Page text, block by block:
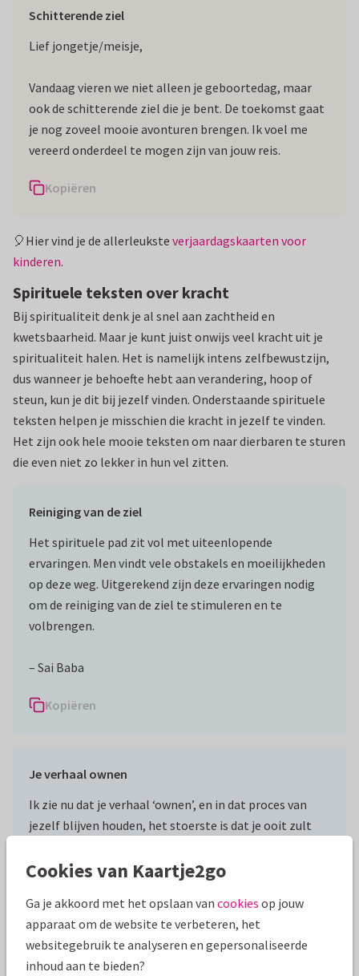
Schitterende ziel
Lief jongetje/meisje,
Vandaag vieren we niet alleen je geboortedag, maar
ook de schitterende ziel die je bent. De toekomst gaat
je nog zoveel mooie avonturen brengen. Ik voel me
vereerd onderdeel te mogen zijn van jouw reis.
Kopiëren
🎈Hier vind je de allerleukste verjaardagskaarten voor
kinderen.
Spirituele teksten over kracht
Bij spiritualiteit denk je al snel aan zachtheid en
kwetsbaarheid. Maar je kunt juist onwijs veel kracht uit je
spiritualiteit halen. Het is namelijk intens zelfbewustzijn,
dus wanneer je behoefte hebt aan verandering, hoop of
steun, kun je dit bij jezelf vinden. Onderstaande spirituele
teksten helpen je misschien die kracht in jezelf te vinden.
Het zijn ook hele mooie teksten om naar dierbaren te sturen
die even niet zo lekker in hun vel zitten.
Reiniging van de ziel
Het spirituele pad zit vol met uiteenlopende
ervaringen. Men vindt vele obstakels en moeilijkheden
op deze weg. Uitgerekend zijn deze ervaringen nodig
om de reiniging van de ziel te stimuleren en te
volbrengen.
– Sai Baba
Kopiëren
Je verhaal ownen
Ik zie nu dat je verhaal ‘ownen’, en in dat proces van
jezelf blijven houden, het stoerste is dat je ooit zult
Kopiëren
Cookies van Kaartje2go
Ga je akkoord met het opslaan van cookies op jouw
apparaat om de website te verbeteren, het
websitegebruik te analyseren en gepersonaliseerde
inhoud aan te bieden?